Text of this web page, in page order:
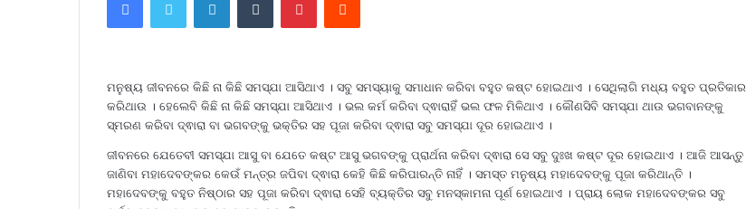
ମନୁଷ୍ୟ ଜୀବନରେ କିଛି ନା କିଛି ସମସ୍ଯା ଆସିଥାଏ । ସବୁ ସମସ୍ୟାକୁ ସମାଧାନ କରିବା ବହୁତ କଷ୍ଟ ହୋଇଥାଏ । ସେଥିଲାଗି ମଧ୍ୟ ବହୁତ ପ୍ରତିକାର
କରିଥାଉ । ହେଲେବି କିଛି ନା କିଛି ସମସ୍ଯା ଆସିଥାଏ । ଭଲ କର୍ମ କରିବା ଦ୍ଵାରାହିଁ ଭଲ ଫଳ ମିଳିଥାଏ । କୌଣସିବି ସମସ୍ଯା ଥାଉ ଭଗବାନଙ୍କୁ
ସ୍ମରଣ କରିବା ଦ୍ଵାରା ବା ଭଗବଙ୍କୁ ଭକ୍ତିର ସହ ପୂଜା କରିବା ଦ୍ଵାରା ସବୁ ସମସ୍ଯା ଦୂର ହୋଇଥାଏ ।
ଜୀବନରେ ଯେତେବୀ ସମସ୍ଯା ଆସୁ ବା ଯେତେ କଷ୍ଟ ଆସୁ ଭଗବଙ୍କୁ ପ୍ରାର୍ଥନା କରିବା ଦ୍ଵାରା ସେ ସବୁ ଦୁଃଖ କଷ୍ଟ ଦୂର ହୋଇଥାଏ । ଆଜି ଆସନ୍ତୁ
ଜାଣିବା ମହାଦେବଙ୍କର କେଉଁ ମନ୍ତ୍ର ଜପିବା ଦ୍ଵାରା କେହି କିଛି କରିପାରନ୍ତି ନାହିଁ । ସମସ୍ତ ମନୁଷ୍ୟ ମହାଦେବଙ୍କୁ ପୂଜା କରିଥାନ୍ତି ।
ମହାଦେବଙ୍କୁ ବହୁତ ନିଷ୍ଠାର ସହ ପୂଜା କରିବା ଦ୍ଵାରା ସେହି ବ୍ୟକ୍ତିର ସବୁ ମନସ୍କାମନା ପୂର୍ଣ ହୋଇଥାଏ । ପ୍ରାୟ ଲୋକ ମହାଦେବଙ୍କର ସବୁ